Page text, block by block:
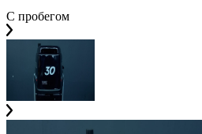
С пробегом